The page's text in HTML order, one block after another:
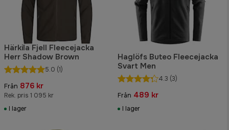
Härkila Fjell Fleecejacka
Herr Shadow Brown
5.0 (1)
Från 876 kr
Rek. pris 1 095 kr
I lager
Haglöfs Buteo Fleecejacka
Svart Men
4.3 (3)
Från 489 kr
I lager